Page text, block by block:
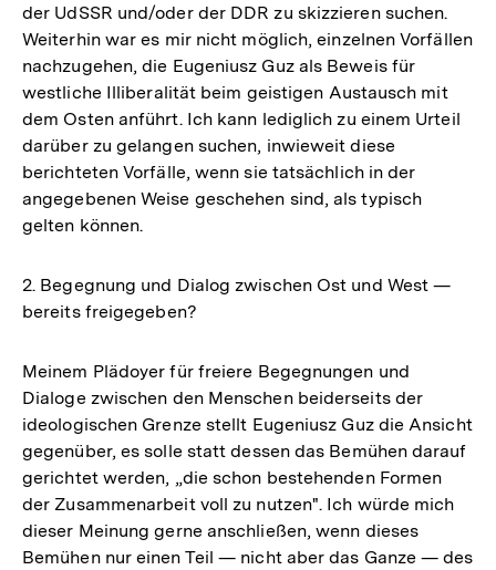
der UdSSR und/oder der DDR zu skizzieren suchen.
Weiterhin war es mir nicht möglich, einzelnen Vorfällen
nachzugehen, die Eugeniusz Guz als Beweis für
westliche Illiberalität beim geistigen Austausch mit
dem Osten anführt. Ich kann lediglich zu einem Urteil
darüber zu gelangen suchen, inwieweit diese
berichteten Vorfälle, wenn sie tatsächlich in der
angegebenen Weise geschehen sind, als typisch
gelten können.
2. Begegnung und Dialog zwischen Ost und West —
bereits freigegeben?
Meinem Plädoyer für freiere Begegnungen und
Dialoge zwischen den Menschen beiderseits der
ideologischen Grenze stellt Eugeniusz Guz die Ansicht
gegenüber, es solle statt dessen das Bemühen darauf
gerichtet werden, „die schon bestehenden Formen
der Zusammenarbeit voll zu nutzen". Ich würde mich
dieser Meinung gerne anschließen, wenn dieses
Bemühen nur einen Teil — nicht aber das Ganze — des